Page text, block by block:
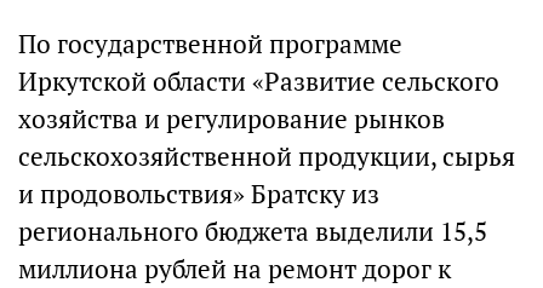
По государственной программе
Иркутской области «Развитие сельского
хозяйства и регулирование рынков
сельскохозяйственной продукции, сырья
и продовольствия» Братску из
регионального бюджета выделили 15,5
миллиона рублей на ремонт дорог к